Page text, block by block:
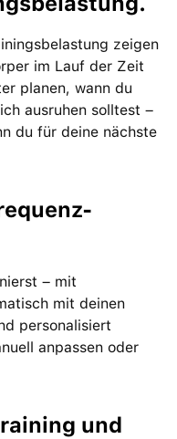
zeigen
im Lauf der Zeit
planen, wann du
ausruhen solltest –
du für deine nächste
– mit
mit deinen
personalisiert
anpassen oder
und